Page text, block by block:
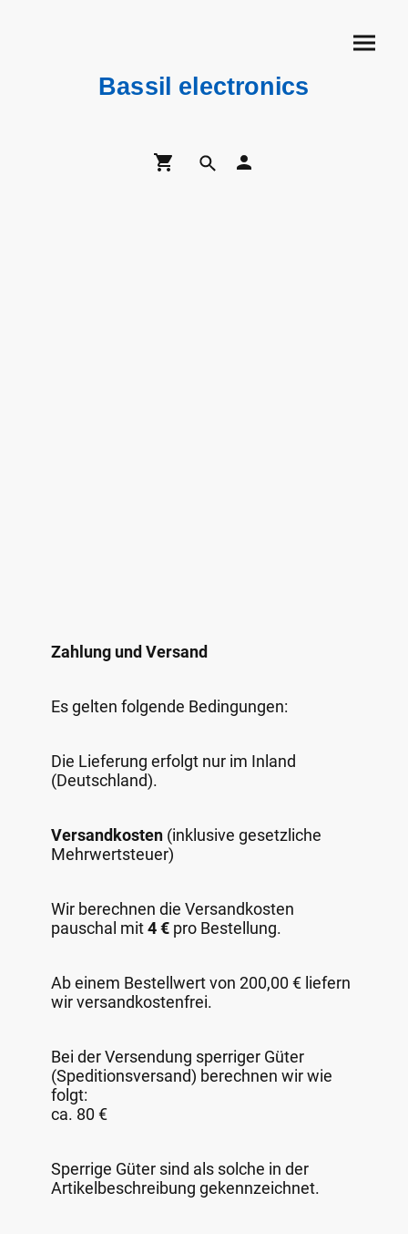
Bassil electronics
Zahlung und Versand
Es gelten folgende Bedingungen:
Die Lieferung erfolgt nur im Inland
(Deutschland).
Versandkosten (inklusive gesetzliche
Mehrwertsteuer)
Wir berechnen die Versandkosten
pauschal mit4 € pro Bestellung.
Ab einem Bestellwert von 200,00 € liefern
wir versandkostenfrei.
Bei der Versendung sperriger Güter
(Speditionsversand) berechnen wir wie
folgt:
ca. 80 €
Sperrige Güter sind als solche in der
Artikelbeschreibung gekennzeichnet.